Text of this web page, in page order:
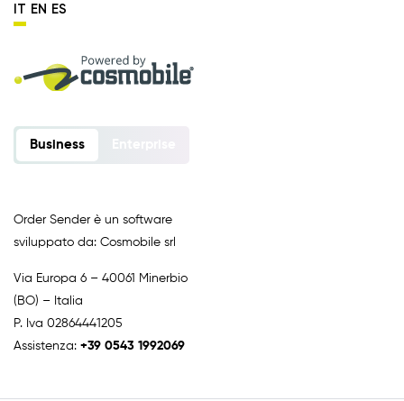
Business
Order Sender è un software
sviluppato da: Cosmobile srl
Via Europa 6 – 40061 Minerbio
(BO) – Italia
P. Iva 02864441205
Assistenza: +39 0543 1992069
IT EN ES